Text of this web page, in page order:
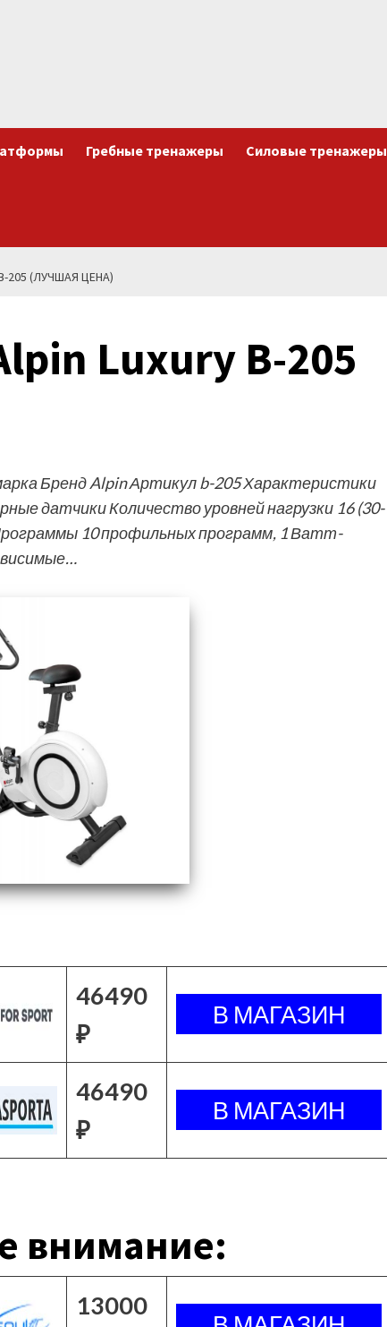
Гребные тренажеры Силовые тренажеры
205 (ЛУЧШАЯ ЦЕНА)
Luxury B-205
Бренд Alpin Артикул b-205 Характеристики
датчики Количество уровней нагрузки 16 (30-
10 профильных программ, 1 Ватт-
46490
₽
46490
₽
внимание:
13000